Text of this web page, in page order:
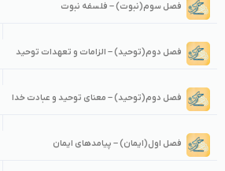
فصل سوم(نبوت) – فلسفه نبوت
فصل دوم(توحید) – الزامات و تعهدات توحید
فصل دوم(توحید) – معنای توحید و عبادت خدا
فصل اول(ایمان) – پیامدهای ایمان